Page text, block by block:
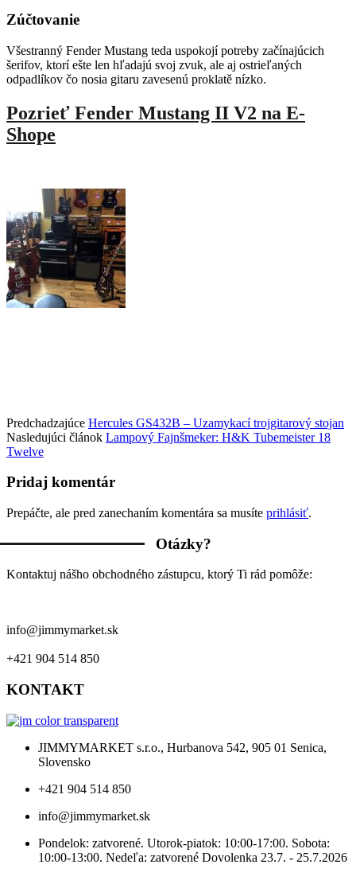
Zúčtovanie
Všestranný Fender Mustang teda uspokojí potreby začínajúcich
šerifov, ktorí ešte len hľadajú svoj zvuk, ale aj ostrieľaných
odpadlíkov čo nosia gitaru zavesenú proklatě nízko.
Pozrieť Fender Mustang II V2 na E-
Shope
Predchadzajúce Hercules GS432B – Uzamykací trojgitarový stojan
Nasledujúci článok Lampový Fajnšmeker: H&K Tubemeister 18
Twelve
Pridaj komentár
Prepáčte, ale pred zanechaním komentára sa musíte prihlásiť.
Otázky?
Kontaktuj nášho obchodného zástupcu, ktorý Ti rád pomôže:
info@jimmymarket.sk
+421 904 514 850
KONTAKT
JIMMYMARKET s.r.o., Hurbanova 542, 905 01 Senica,
Slovensko
+421 904 514 850
info@jimmymarket.sk
Pondelok: zatvorené. Utorok-piatok: 10:00-17:00. Sobota:
10:00-13:00. Nedeľa: zatvorené Dovolenka 23.7. - 25.7.2026